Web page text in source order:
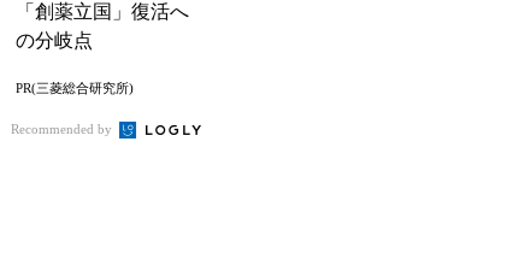
「創薬立国」復活へ
の分岐点
PR(三菱総合研究所)
Recommended by